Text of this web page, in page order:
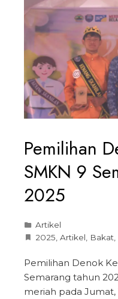
Pemilihan
SMKN 9
2025
Artikel
2025 Artikel Bakat
Pemilihan Denok
Semarang tahun
meriah pada Jumat,